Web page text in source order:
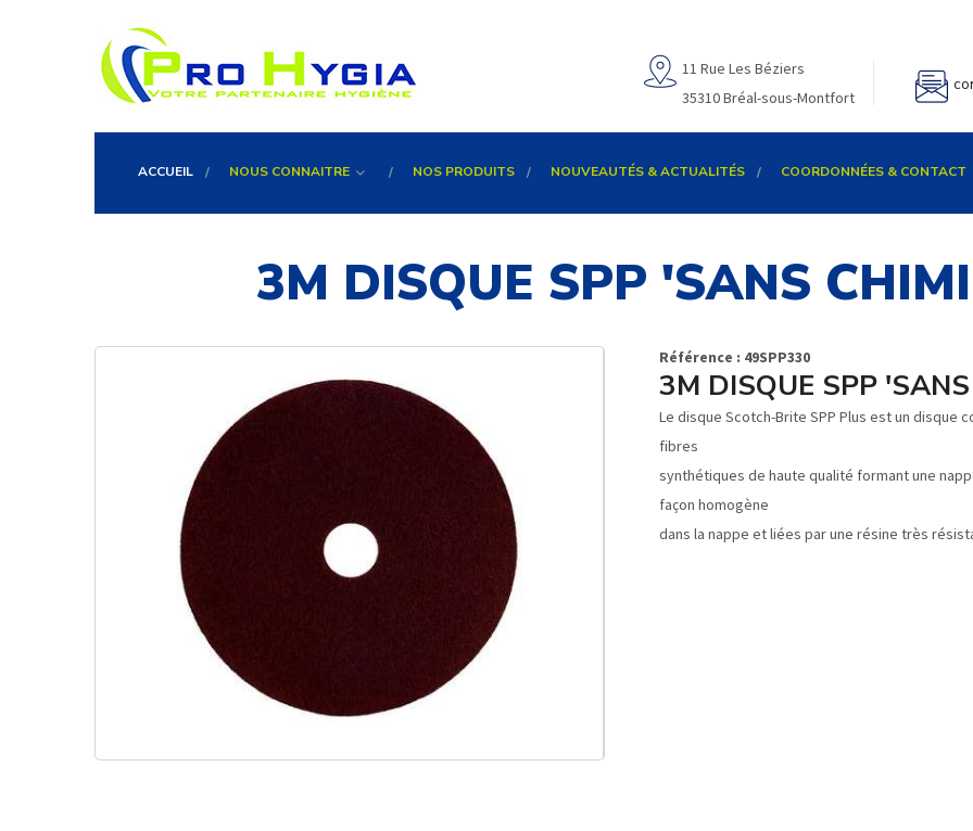
11 Rue Les Béziers
35310 Bréal-sous-Montfort
ACCUEIL NOUS CONNAITRE NOS PRODUITS NOUVEAUTÉS & ACTUALITÉS COORDONNÉES & CONTACT
3M DISQUE SPP 'SANS
Référence : 49SPP330
3M DISQUE SPP
Le disque Scotch-Brite SPP Plus est un disque
fibres
synthétiques de haute qualité formant une
façon homogène
dans la nappe et liées par une résine très